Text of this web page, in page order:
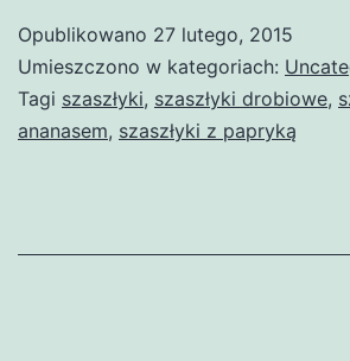
Opublikowano 27 lutego, 2015
Umieszczono w kategoriach:
Tagi szaszłyki, szaszłyki drobiowe,
ananasem, szaszłyki z papryką